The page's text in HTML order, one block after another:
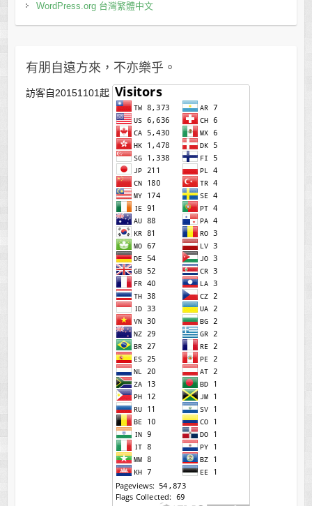
WordPress.org 台灣繁體中文
有朋自遠方來，不亦樂乎。
訪客自20151101起